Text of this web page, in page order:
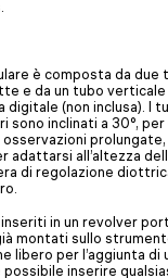
è composta da due
e da un tubo verticale
digitale (non inclusa). I
sono inclinati a 30°, per
adattarsi all’altezza
di regolazione
in un revolver
montati sullo
libero per l’aggiunta di
inserire